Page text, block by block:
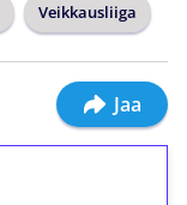
Veikkausliiga
Jaa